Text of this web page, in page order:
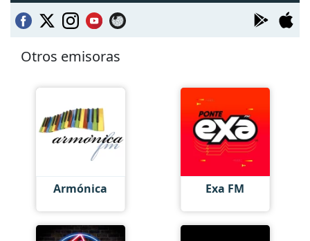
Otros emisoras
Armónica Exa FM